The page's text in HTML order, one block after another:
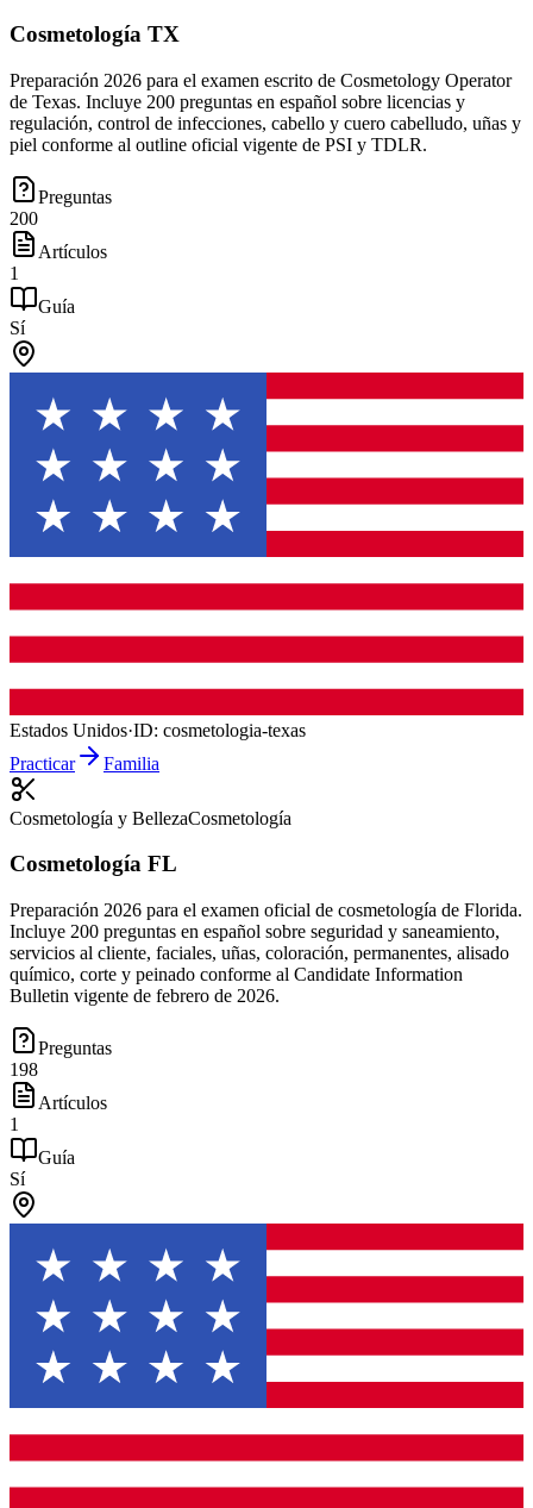
Cosmetología TX
Preparación 2026 para el examen escrito de Cosmetology Operator
de Texas. Incluye 200 preguntas en español sobre licencias y
regulación, control de infecciones, cabello y cuero cabelludo, uñas y
piel conforme al outline oficial vigente de PSI y TDLR.
Preguntas
200
Artículos
1
Guía
Sí
Estados Unidos·ID: cosmetologia-texas
Practicar
Familia
Cosmetología y BellezaCosmetología
Cosmetología FL
Preparación 2026 para el examen oficial de cosmetología de Florida.
Incluye 200 preguntas en español sobre seguridad y saneamiento,
servicios al cliente, faciales, uñas, coloración, permanentes, alisado
químico, corte y peinado conforme al Candidate Information
Bulletin vigente de febrero de 2026.
Preguntas
198
Artículos
1
Guía
Sí